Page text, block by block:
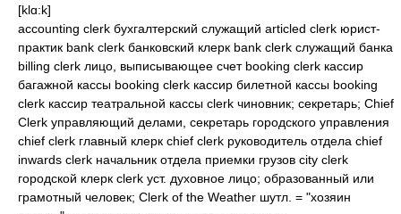
[klɑ:k]
accounting clerk бухгалтерский служащий articled clerk юрист-
практик bank clerk банковский клерк bank clerk служащий банка
billing clerk лицо, выписывающее счет booking clerk кассир
багажной кассы booking clerk кассир билетной кассы booking
clerk кассир театральной кассы clerk чиновник; секретарь; Chief
Clerk управляющий делами, секретарь городского управления
chief clerk главный клерк chief clerk руководитель отдела chief
inwards clerk начальник отдела приемки грузов city clerk
городской клерк clerk уст. духовное лицо; образованный или
грамотный человек; Clerk of the Weather шутл. = "хозяин